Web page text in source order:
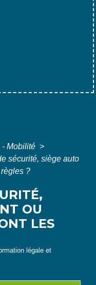
- Mobilité >
sécurité, siège auto
?
OU
LES
légale et